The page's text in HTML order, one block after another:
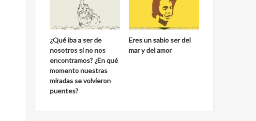
¿Qué iba a ser de
nosotros si no nos
encontramos? ¿En qué
momento nuestras
miradas se volvieron
puentes?
Eres un sabio ser del
mar y del amor